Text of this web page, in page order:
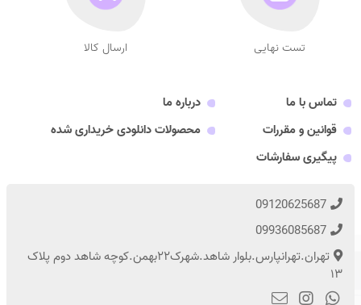
تست نهایی ارسال کالا
تماس با ما
درباره ما
قوانین و مقررات
محصولات دانلودی خریداری شده
پیگیری سفارشات
09120625687
09936085687
تهران.تهرانپارس.بلوار شاهد.شهرک۲۲بهمن.کوچه شاهد دوم پلاک
۱۳